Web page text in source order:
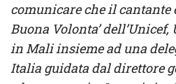
comunicare che il cantante
Buona Volonta’
in Mali insieme ad una
Italia guidata dal direttore